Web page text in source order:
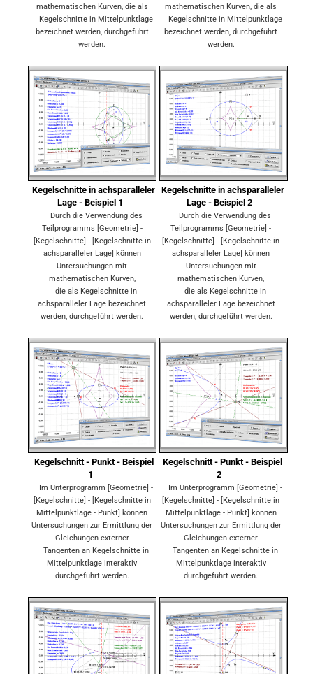
mathematischen Kurven, die als
Kegelschnitte in Mittelpunktlage
bezeichnet werden, durchgeführt
werden.
mathematischen Kurven, die als
Kegelschnitte in Mittelpunktlage
bezeichnet werden, durchgeführt
werden.
Kegelschnitte in achsparalleler
Lage - Beispiel 1
Durch die Verwendung des
Teilprogramms [Geometrie] -
[Kegelschnitte] - [Kegelschnitte in
achsparalleler Lage] können
Untersuchungen mit
mathematischen Kurven,
die als Kegelschnitte in
achsparalleler Lage bezeichnet
werden, durchgeführt werden.
Kegelschnitte in achsparalleler
Lage - Beispiel 2
Durch die Verwendung des
Teilprogramms [Geometrie] -
[Kegelschnitte] - [Kegelschnitte in
achsparalleler Lage] können
Untersuchungen mit
mathematischen Kurven,
die als Kegelschnitte in
achsparalleler Lage bezeichnet
werden, durchgeführt werden.
Kegelschnitt - Punkt - Beispiel
1
Im Unterprogramm [Geometrie] -
[Kegelschnitte] - [Kegelschnitte in
Mittelpunktlage - Punkt] können
Untersuchungen zur Ermittlung der
Gleichungen externer
Tangenten an Kegelschnitte in
Mittelpunktlage interaktiv
durchgeführt werden.
Kegelschnitt - Punkt - Beispiel
2
Im Unterprogramm [Geometrie] -
[Kegelschnitte] - [Kegelschnitte in
Mittelpunktlage - Punkt] können
Untersuchungen zur Ermittlung der
Gleichungen externer
Tangenten an Kegelschnitte in
Mittelpunktlage interaktiv
durchgeführt werden.